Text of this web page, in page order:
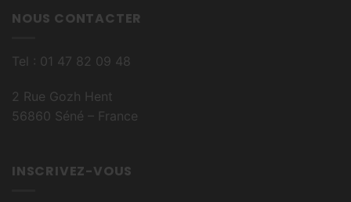
NOUS CONTACTER
Tel : 01 47 82 09 48
2 Rue Gozh Hent
56860 Séné – France
INSCRIVEZ-VOUS